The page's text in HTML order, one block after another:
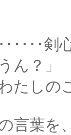
心
」
と、
心は